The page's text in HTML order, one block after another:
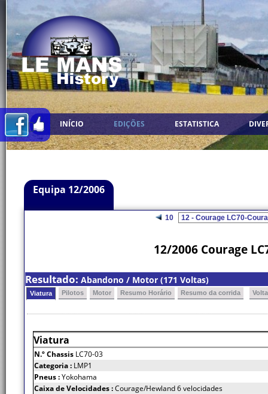
INÍCIO EDIÇÕES ESTATISTICA
Equipa 12/2006
10
12/2006 Courage
Resultado: Abandono / Motor (171 Voltas)
Viatura Pilotos Motor Resumo Horário Resumo da corrida
Viatura
N.º Chassis LC70-03
Categoria : LMP1
Pneus :Yokohama
Caixa de Velocidades :Courage/Hewland 6 velocidades